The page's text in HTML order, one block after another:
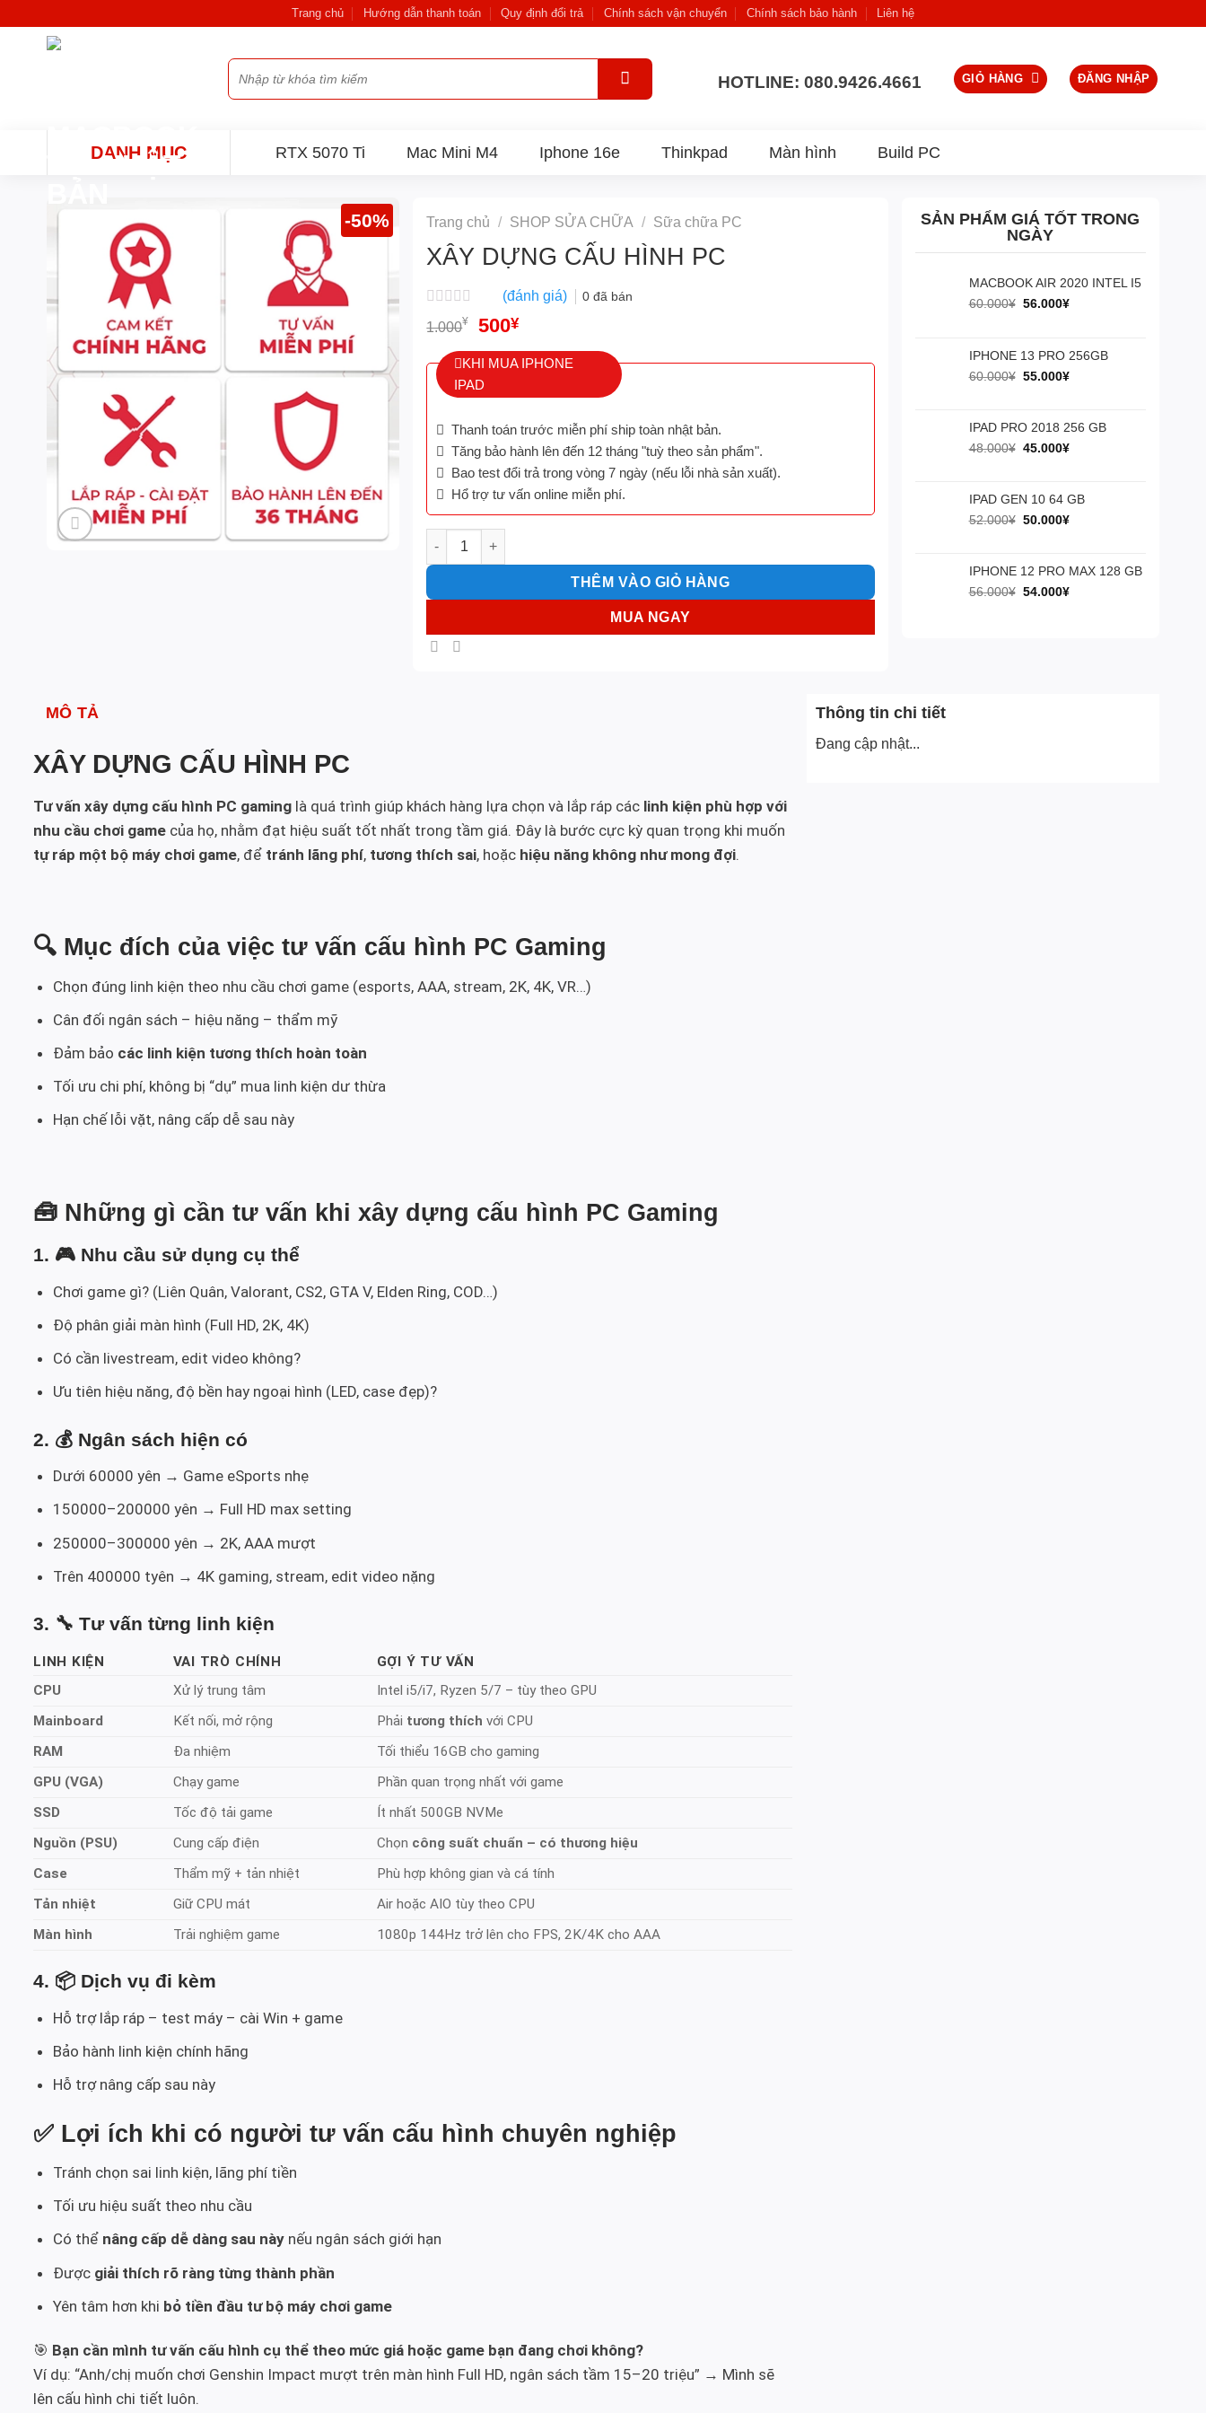
Trang chủ Hướng dẫn thanh toán Quy định đổi trả Chính sách vận chuyển Chính sách bảo hành Liên hệ
Tìm
kiếm:
HOTLINE: 080.9426.4661 GIỎ HÀNG ĐĂNG NHẬP
DANH MỤC RTX 5070 Ti Mac Mini M4 Iphone 16e Thinkpad Màn hình Build PC
-50% Trang chủ / SHOP SỬA CHỮA / Sữa chữa PC
XÂY DỰNG CẤU HÌNH PC
xếp
0
sao
(đánh giá) 0 đã bán
1.000¥
Giá
là:
1.000¥.
500¥Giá
tại
là:
KHI MUA IPHONE
IPAD
Thanh toán trước miễn phí ship toàn nhật bản.
Tăng bảo hành lên đến 12 tháng "tuỳ theo sản phẩm".
Bao test đổi trả trong vòng 7 ngày (nếu lỗi nhà sản xuất).
Hổ trợ tư vấn online miễn phí.
XÂY DỰNG CẤU HÌNH PC số lượng
THÊM VÀO GIỎ HÀNG
MUA NGAY
SẢN PHẨM GIÁ TỐT TRONG
NGÀY
MACBOOK AIR 2020 INTEL I5
60.000¥ Giá
60.000¥.
56.000¥Giá
là:
56.000¥.
IPHONE 13 PRO 256GB
60.000¥ Giá
60.000¥.
55.000¥Giá
là:
55.000¥.
IPAD PRO 2018 256 GB
48.000¥ Giá
48.000¥.
45.000¥Giá
là:
45.000¥.
IPAD GEN 10 64 GB
52.000¥ Giá
52.000¥.
50.000¥Giá
là:
50.000¥.
IPHONE 12 PRO MAX 128 GB
56.000¥ Giá
54.000¥Giá
MÔ TẢ
XÂY DỰNG CẤU HÌNH PC
Tư vấn xây dựng cấu hình PC gaming là quá trình giúp khách hàng lựa chọn và lắp ráp các linh kiện phù hợp với
nhu cầu chơi game của họ, nhằm đạt hiệu suất tốt nhất trong tầm giá. Đây là bước cực kỳ quan trọng khi muốn
tự ráp một bộ máy chơi game, để tránh lãng phí, tương thích sai, hoặc hiệu năng không như mong đợi.
🔍 Mục đích của việc tư vấn cấu hình PC Gaming
Chọn đúng linh kiện theo nhu cầu chơi game (esports, AAA, stream, 2K, 4K, VR…)
Cân đối ngân sách – hiệu năng – thẩm mỹ
Đảm bảo các linh kiện tương thích hoàn toàn
Tối ưu chi phí, không bị “dụ” mua linh kiện dư thừa
Hạn chế lỗi vặt, nâng cấp dễ sau này
🧰 Những gì cần tư vấn khi xây dựng cấu hình PC Gaming
1. 🎮 Nhu cầu sử dụng cụ thể
Chơi game gì? (Liên Quân, Valorant, CS2, GTA V, Elden Ring, COD…)
Độ phân giải màn hình (Full HD, 2K, 4K)
Có cần livestream, edit video không?
Ưu tiên hiệu năng, độ bền hay ngoại hình (LED, case đẹp)?
2. 💰 Ngân sách hiện có
Dưới 60000 yên → Game eSports nhẹ
150000–200000 yên → Full HD max setting
250000–300000 yên → 2K, AAA mượt
Trên 400000 tyên → 4K gaming, stream, edit video nặng
3. 🔧 Tư vấn từng linh kiện
LINH KIỆN VAI TRÒ CHÍNH
GỢI Ý TƯ VẤN
CPU
Xử lý trung tâm
Intel i5/i7, Ryzen 5/7 – tùy theo GPU
Mainboard
Kết nối, mở rộng Phải tương thích với CPU
RAM
Đa nhiệm
Tối thiểu 16GB cho gaming
GPU (VGA)
Chạy game
Phần quan trọng nhất với game
SSD
Tốc độ tải game
Ít nhất 500GB NVMe
Nguồn (PSU)
Cung cấp điện Chọn công suất chuẩn – có thương hiệu
Case
Thẩm mỹ + tản nhiệt
Phù hợp không gian và cá tính
Tản nhiệt
Giữ CPU mát
Air hoặc AIO tùy theo CPU
Màn hình
Trải nghiệm game 1080p 144Hz trở lên cho FPS, 2K/4K cho AAA
4. 📦 Dịch vụ đi kèm
Hỗ trợ lắp ráp – test máy – cài Win + game
Bảo hành linh kiện chính hãng
Hỗ trợ nâng cấp sau này
✅ Lợi ích khi có người tư vấn cấu hình chuyên nghiệp
Tránh chọn sai linh kiện, lãng phí tiền
Tối ưu hiệu suất theo nhu cầu
Có thể nâng cấp dễ dàng sau này nếu ngân sách giới hạn
Được giải thích rõ ràng từng thành phần
Yên tâm hơn khi bỏ tiền đầu tư bộ máy chơi game
🎯 Bạn cần mình tư vấn cấu hình cụ thể theo mức giá hoặc game bạn đang chơi không?
Ví dụ: “Anh/chị muốn chơi Genshin Impact mượt trên màn hình Full HD, ngân sách tầm 15–20 triệu” → Mình sẽ
lên cấu hình chi tiết luôn.
Thông tin chi tiết
Đang cập nhật...